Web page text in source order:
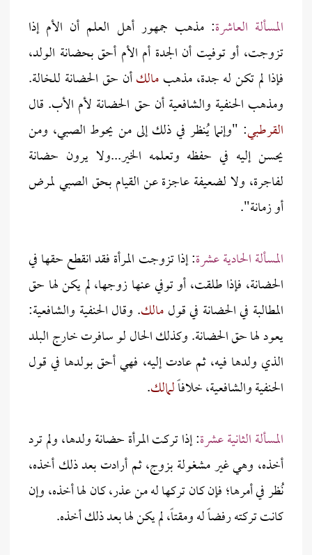
المسألة العاشرة: مذهب جمهور أهل العلم أن الأم إذا
تزوجت، أو توفيت أن الجدة أم الأم أحق بحضانة الولد،
فإذا لم تكن له جدة، مذهبمالكأن حق الحضانة للخالة.
ومذهب الحنفية والشافعية أن حق الحضانة لأم الأب. قال
القرطبي: "وإنما يُنظر في ذلك إلى من يحوط الصبي، ومن
يحسن إليه في حفظه وتعلمه الخير...ولا يرون حضانة
لفاجرة، ولا لضعيفة عاجزة عن القيام بحق الصبي لمرض
أو زمانة".
المسألة الحادية عشرة: إذا تزوجت المرأة فقد انقطع حقها في
الحضانة، فإذا طلقت، أو توفي عنها زوجها، لم يكن لها حق
المطالبة في الحضانة في قولمالك. وقال الحنفية والشافعية:
يعود لها حق الحضانة. وكذلك الحال لو سافرت خارج البلد
الذي ولدها فيه، ثم عادت إليه، فهي أحق بولدها في قول
الحنفية والشافعية، خلافاًلمالك.
المسألة الثانية عشرة: إذا تركت المرأة حضانة ولدها، ولم ترد
أخذه، وهي غير مشغولة بزوج، ثم أرادت بعد ذلك أخذه،
نُظر في أمرها؛ فإن كان تركها له من عذر، كان لها أخذه، وإن
كانت تركته رفضاً له ومقتاً، لم يكن لها بعد ذلك أخذه.